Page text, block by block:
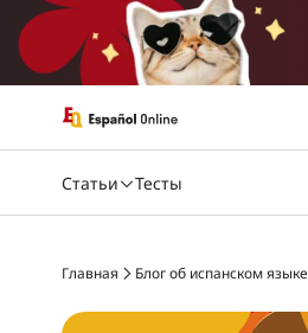
Статьи Тесты
Главная Блог об испанском языке